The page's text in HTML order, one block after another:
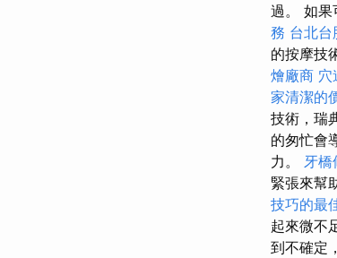
過。 如果
務 台北台
的按摩技
燴廠商 穴
家清潔的
技術，瑞
的匆忙會
力。 牙
緊張來幫
技巧的最
起來微不
到不確定